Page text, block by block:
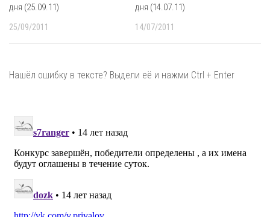
дня (25.09.11)
25/09/2011
дня (14.07.11)
14/07/2011
Нашёл ошибку в тексте? Выдели её и нажми Ctrl + Enter